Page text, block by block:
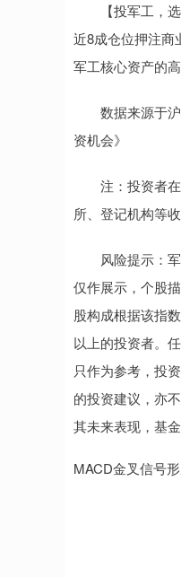
【投军工，选“
近8成仓位押注商
军工核心资产的高
数据来源于沪
资机会》
注：投资者在
所、登记机构等
风险提示：军
仅作展示，个股
股构成根据该指
以上的投资者。
只作为参考，投
的投资建议，亦
其未来表现，基
MACD金叉信号